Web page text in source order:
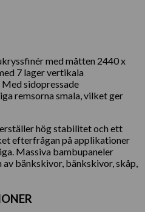
med måtten 2440 x
7 lager vertikala
sidopressade
remsorna smala, vilket ger
hög stabilitet och ett
efterfrågan på applikationer
Massiva bambupaneler
bänkskivor, bänkskivor, skåp,